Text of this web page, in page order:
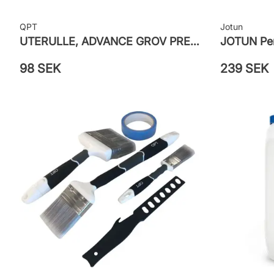
QPT
UTERULLE, ADVANCE GROV PRETEX
98 SEK
Jotun
JOTUN
239 SEK